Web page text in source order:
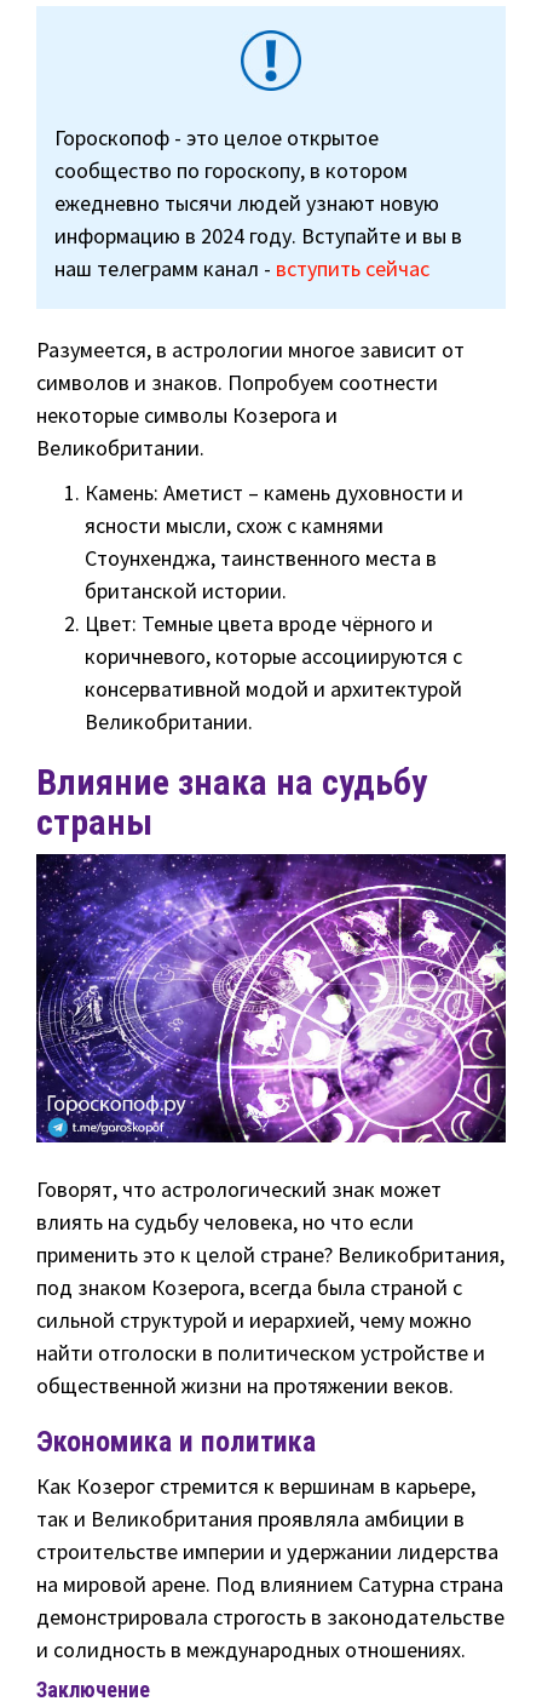
Гороскопоф - это целое открытое
сообщество по гороскопу, в котором
ежедневно тысячи людей узнают новую
информацию в 2024 году. Вступайте и вы в
наш телеграмм канал - вступить сейчас
Разумеется, в астрологии многое зависит от
символов и знаков. Попробуем соотнести
некоторые символы Козерога и
Великобритании.
Камень: Аметист – камень духовности и
ясности мысли, схож с камнями
Стоунхенджа, таинственного места в
британской истории.
Цвет: Темные цвета вроде чёрного и
коричневого, которые ассоциируются с
консервативной модой и архитектурой
Великобритании.
Влияние знака на судьбу
страны
Говорят, что астрологический знак может
влиять на судьбу человека, но что если
применить это к целой стране? Великобритания,
под знаком Козерога, всегда была страной с
сильной структурой и иерархией, чему можно
найти отголоски в политическом устройстве и
общественной жизни на протяжении веков.
Экономика и политика
Как Козерог стремится к вершинам в карьере,
так и Великобритания проявляла амбиции в
строительстве империи и удержании лидерства
на мировой арене. Под влиянием Сатурна страна
демонстрировала строгость в законодательстве
и солидность в международных отношениях.
Заключение